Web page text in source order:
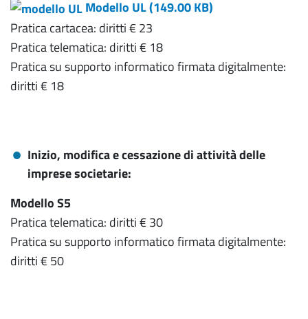
Modello UL (149.00 KB)
Pratica cartacea: diritti € 23
Pratica telematica: diritti € 18
Pratica su supporto informatico firmata digitalmente:
diritti € 18
Inizio, modifica e cessazione di attività delle
imprese societarie:
Modello S5
Pratica telematica: diritti € 30
Pratica su supporto informatico firmata digitalmente:
diritti € 50